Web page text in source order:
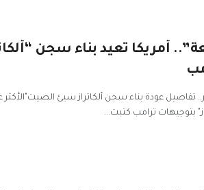
أمريكا تعيد بناء سجن
عودة بناء سجن ألكاتراز سيئ الصيت"الأكثر
بتوجيهات ترامب كتبت...